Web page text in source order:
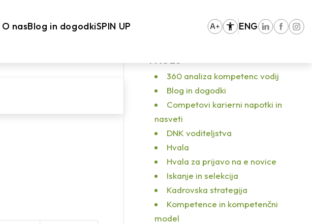
O nasBlog in dogodkiSPIN UP ENG
PAGES
360 analiza kompetenc vodij
Blog in dogodki
Competovi karierni napotki in
nasveti
DNK voditeljstva
Hvala
Hvala za prijavo na e novice
Iskanje in selekcija
Kadrovska strategija
Kompetence in kompetenčni
model